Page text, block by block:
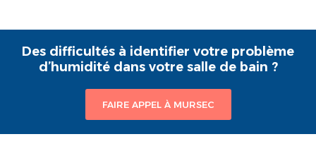
Des difficultés à identifier votre problème
d’humidité dans votre salle de bain ?
FAIRE APPEL À MURSEC